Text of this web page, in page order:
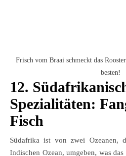
Frisch vom Braai schmeckt das
besten!
12.
Spezialitäten:
Fisch
Südafrika ist von zwei Ozeanen,
Indischen Ozean, umgeben, was